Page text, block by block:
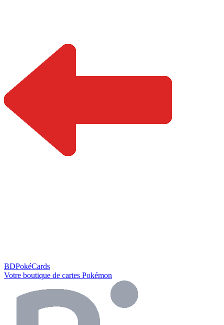
BDPokéCards
Votre boutique de cartes Pokémon